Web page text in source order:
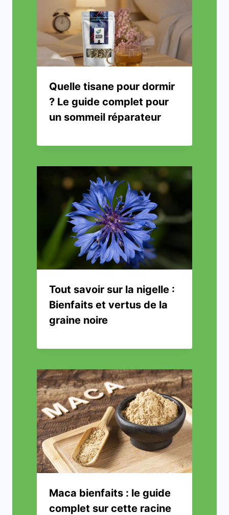
Quelle tisane pour dormir
? Le guide complet pour
un sommeil réparateur
Tout savoir sur la nigelle :
Bienfaits et vertus de la
graine noire
Maca bienfaits : le guide
complet sur cette racine